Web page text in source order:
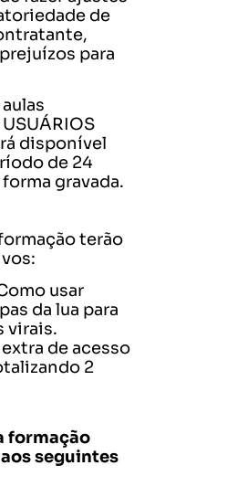
de
para
disponível
de 24
gravada.
terão
usar
da lua para
virais.
extra de acesso
2
formação
seguintes